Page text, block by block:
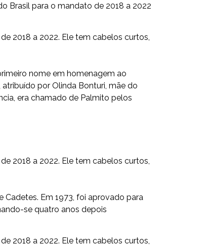
Brasil para o mandato de 2018 a 2022
nome em homenagem ao
atribuído por Olinda Bonturi, mãe do
era chamado de Palmito pelos
Cadetes. Em 1973, foi aprovado para
se quatro anos depois